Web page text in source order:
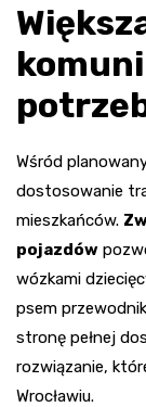
Wśród
dostosowanie
mieszkańców.
pojazdów
wózkami
psem
stronę pełnej
rozwiązanie,
Wrocławiu.